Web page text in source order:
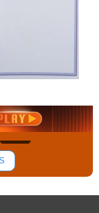
Nam MTS-
Mua ngay